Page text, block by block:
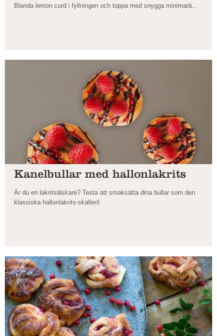
Blanda lemon curd i fyllningen och toppa med snygga minimarä...
Kanelbullar med hallonlakrits
Är du en lakritsälskare? Testa att smaksätta dina bullar som den
klassiska hallonlakrits-skallen!